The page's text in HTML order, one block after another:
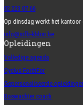
02 223 07 66
Op dinsdag werkt het kantoor
info@srfb-kbbm.be
Opleidingen
Volledige agenda
Cyclus ForêtFor
Gepersonaliseerde
Boswachter coach